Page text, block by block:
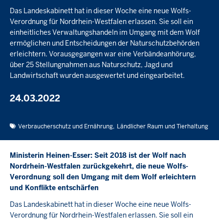
Das Landeskabinett hat in dieser Woche eine neue Wolfs-
Verordnung für Nordrhein-Westfalen erlassen. Sie soll ein
einheitliches Verwaltungshandeln im Umgang mit dem Wolf
ermöglichen und Entscheidungen der Naturschutzbehörden
erleichtern. Vorausgegangen war eine Verbändeanhörung,
über 25 Stellungnahmen aus Naturschutz, Jagd und
Landwirtschaft wurden ausgewertet und eingearbeitet.
24.03.2022
Verbraucherschutz und Ernährung Ländlicher Raum und Tierhaltung
Ministerin Heinen-Esser: Seit 2018 ist der Wolf nach
Nordrhein-Westfalen zurückgekehrt, die neue Wolfs-
Verordnung soll den Umgang mit dem Wolf erleichtern
und Konflikte entschärfen
Das Landeskabinett hat in dieser Woche eine neue Wolfs-
Verordnung für Nordrhein-Westfalen erlassen. Sie soll ein